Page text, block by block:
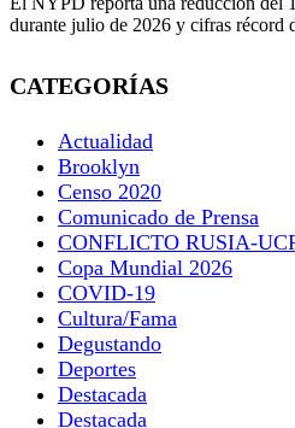
durante julio de 2026 y cifras récord
CATEGORÍAS
Actualidad
Brooklyn
Censo 2020
Comunicado de Prensa
CONFLICTO RUSIA-
Copa Mundial 2026
COVID-19
Cultura/Fama
Degustando
Deportes
Destacada
Destacada